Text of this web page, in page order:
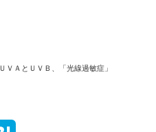
ＵＶＡとＵＶＢ、「光線過敏症」